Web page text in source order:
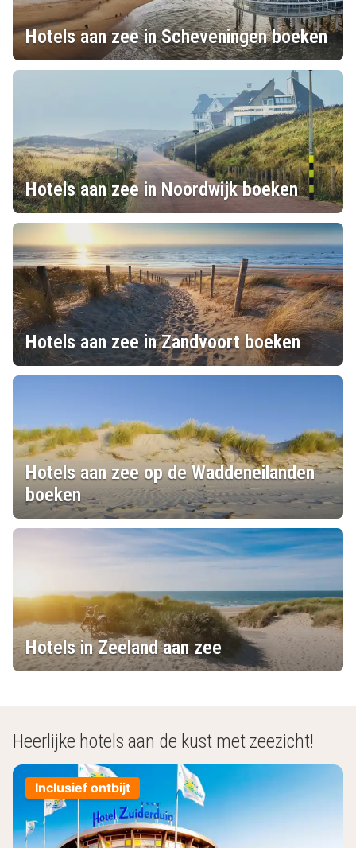
Hotels aan zee in Scheveningen boeken
Hotels aan zee in Noordwijk boeken
Hotels aan zee in Zandvoort boeken
Hotels aan zee op de Waddeneilanden
boeken
Hotels in Zeeland aan zee
Heerlijke hotels aan de kust met zeezicht!
Inclusief ontbijt